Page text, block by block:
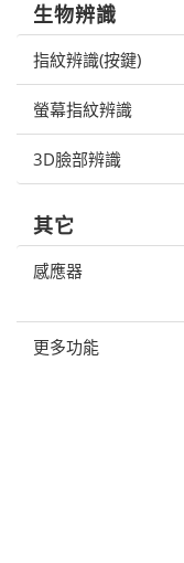
生物辨識
指紋辨識(按鍵)
螢幕指紋辨識
3D臉部辨識
其它
感應器
更多功能